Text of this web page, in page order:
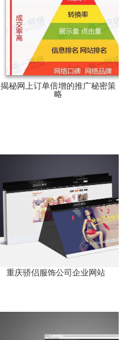
揭秘网上订单倍增的推广秘密策
略
重庆骄侣服饰公司企业网站